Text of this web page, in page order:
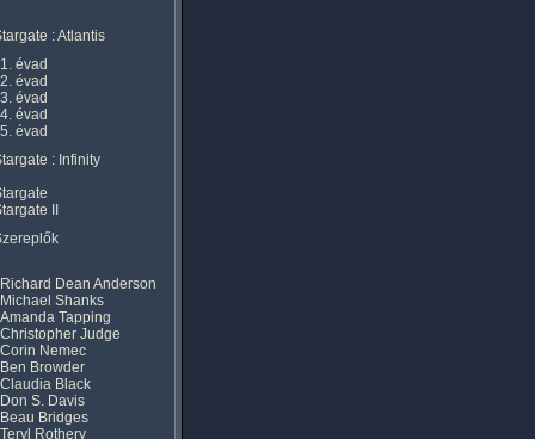
: Atlantis
1. évad
2. évad
3. évad
4. évad
5. évad
: Infinity
II
Richard Dean Anderson
Michael Shanks
Amanda Tapping
Christopher Judge
Corin Nemec
Ben Browder
Claudia Black
Don S. Davis
Beau Bridges
Teryl Rothery